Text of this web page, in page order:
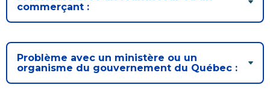
commerçant :
Problème avec un ministère ou un
organisme du gouvernement du Québec :